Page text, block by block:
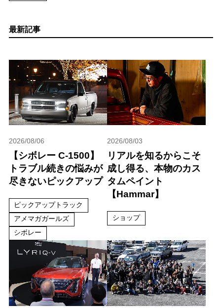
最新記事
2026/08/06
【シボレー C-1500】
トラブル続きの悩みが
尽きないピックアップ
ピックアップトラック
アメマガガールズ
シボレー
2026/08/03
リアルを知るからこそ
成し得る、本物のカス
タムペイント
【Hammar】
ショップ